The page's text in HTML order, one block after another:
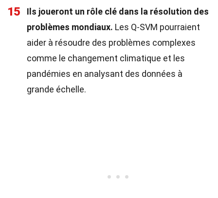
15
Ils joueront un rôle clé dans la résolution des
problèmes mondiaux. Les Q-SVM pourraient
aider à résoudre des problèmes complexes
comme le changement climatique et les
pandémies en analysant des données à
grande échelle.